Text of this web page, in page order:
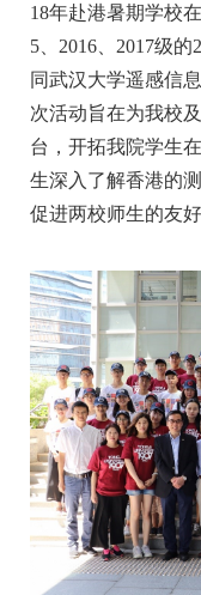
18年赴港暑期学校
5、2016、2017级
同武汉大学遥感信
次活动旨在为我校
台，开拓我院学生
生深入了解香港的
促进两校师生的友